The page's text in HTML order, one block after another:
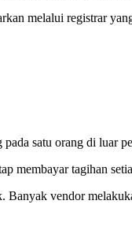
melalui registrar
satu orang di luar
membayar tagihan
vendor